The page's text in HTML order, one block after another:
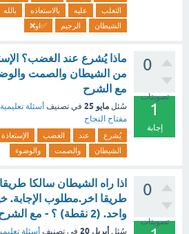
التغلب
عليه بالاستعاذه
بالله
الشيطان
الرجيم ✅او❌
0
تصويتات
1
إجابة
ماذا يُشرع عند الغضب؟
من الشيطان والصمت
مع الشرح
سُئل مايو 25 في تصنيف أسئلة تعليمية
مفتاح النجاح
يُشرع عند الغضب
الإستعاذة
الشيطان
والصمت والوضوء
0
تصويتات
اذا راه الشيطان سالكا
طريقا اخر.مطلوب الإجابة.
واحد. (2 نقطة) ؟ - مع الشرح
سُئل أبريل 20 في تصنيف أسئلة